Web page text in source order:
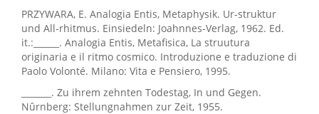
PRZYWARA, E. Analogia Entis, Metaphysik. Ur-struktur
und All-rhitmus. Einsiedeln: Joahnnes-Verlag, 1962. Ed.
it.:______. Analogia Entis, Metafisica, La struutura
originaria e il ritmo cosmico. Introduzione e traduzione di
Paolo Volonté. Milano: Vita e Pensiero, 1995.
_______. Zu ihrem zehnten Todestag, In und Gegen.
Nûrnberg: Stellungnahmen zur Zeit, 1955.